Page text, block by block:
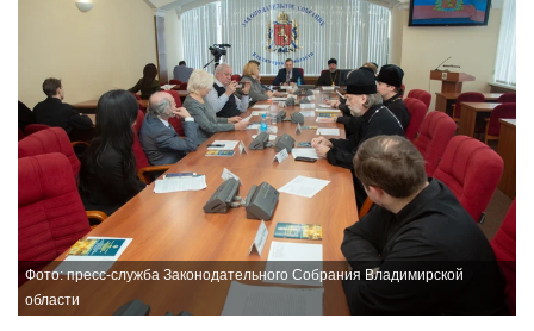
Фото: пресс-служба Законодательного Собрания Владимирской
области